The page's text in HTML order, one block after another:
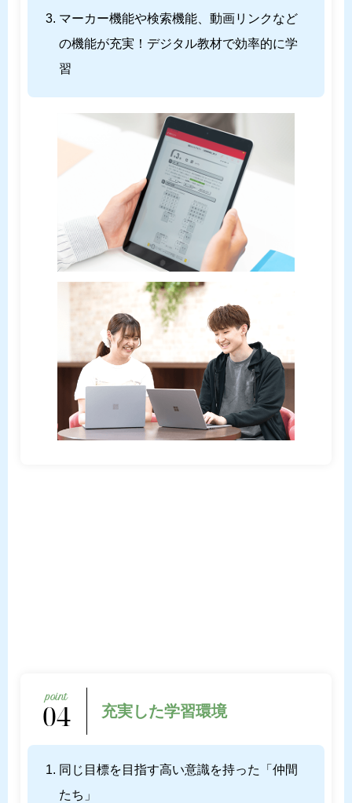
マーカー機能や検索機能、動画リンクなど
の機能が充実！デジタル教材で効率的に学
習
04 充実した学習環境
同じ目標を目指す高い意識を持った「仲間
たち」